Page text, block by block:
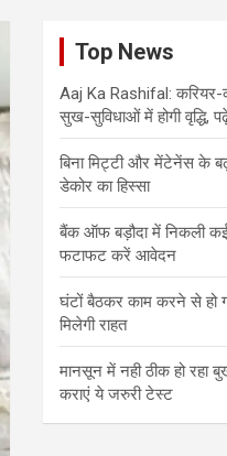
Top News
Aaj Ka Rashifal: करियर-
सुख-सुविधाओं में होगी वृद्धि,
बिना मिट्टी और मेंटेनेंस के
डेकोर का हिस्‍सा
बैंक ऑफ बड़ौदा में निकली
फटाफट करें आवेदन
घंटों बैठकर काम करने से हो
मिलेगी राहत
मानसून में नही ठीक हो रहा
कराएं ये जरुरी टेस्ट